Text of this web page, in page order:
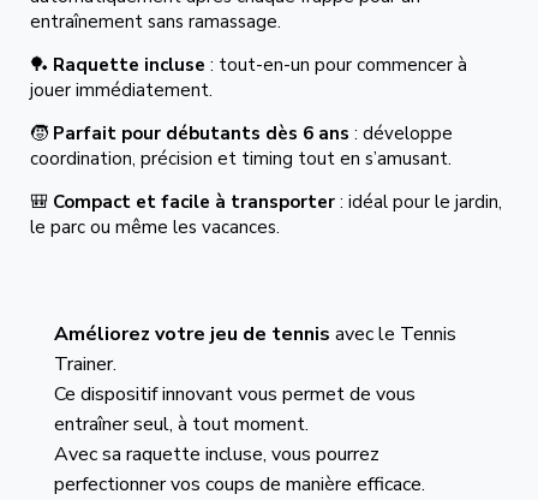
Améliorez votre jeu de tennis avec le Tennis
Trainer.
Ce dispositif innovant vous permet de vous
entraîner seul, à tout moment.
Avec sa raquette incluse, vous pourrez
perfectionner vos coups de manière efficace.
entraînement sans ramassage.
🏓 Raquette incluse : tout-en-un pour commencer à
jouer immédiatement.
🧒 Parfait pour débutants dès 6 ans : développe
coordination, précision et timing tout en s’amusant.
🎒 Compact et facile à transporter : idéal pour le jardin,
le parc ou même les vacances.